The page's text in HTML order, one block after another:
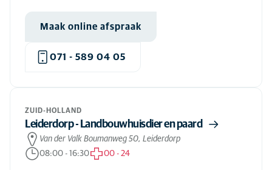
Maak online afspraak
071 - 589 04 05
ZUID-HOLLAND
Leiderdorp - Landbouwhuisdier en paard
Van der Valk Boumanweg 50, Leiderdorp
08:00 - 16:30 00 - 24